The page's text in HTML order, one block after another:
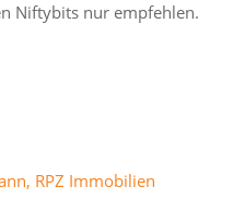
Niftybits nur empfehlen.
RPZ Immobilien